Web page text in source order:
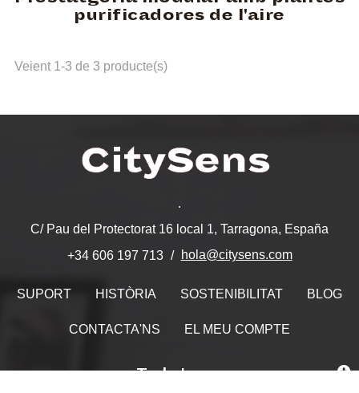
purificadores de l'aire
Veient 1-3 de 3 producte(s)
.
C/ Pau del Protectorat 16 local 1, Tarragona, España
+34 606 197 713
hola@citysens.com
SUPORT HISTÒRIA SOSTENIBILITAT BLOG
CONTACTA'NS EL MEU COMPTE
Troba'ns